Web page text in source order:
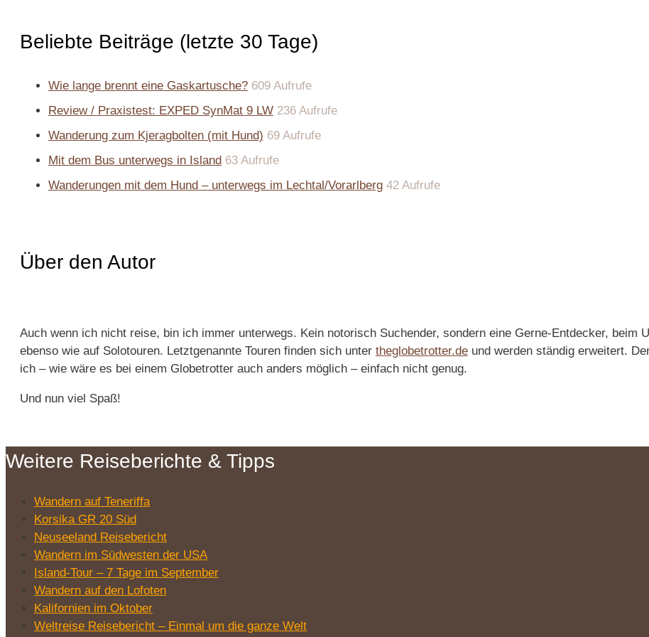
Beliebte Beiträge (letzte 30 Tage)
Wie lange brennt eine Gaskartusche? 609 Aufrufe
Review / Praxistest: EXPED SynMat 9 LW 236 Aufrufe
Wanderung zum Kjeragbolten (mit Hund) 69 Aufrufe
Mit dem Bus unterwegs in Island 63 Aufrufe
Wanderungen mit dem Hund – unterwegs im Lechtal/Vorarlberg 42 Aufrufe
Über den Autor
Auch wenn ich nicht reise, bin ich immer unterwegs. Kein notorisch Suchender, sondern eine Gerne-Entdecker, beim
ebenso wie auf Solotouren. Letztgenannte Touren finden sich unter theglobetrotter.de und werden ständig erweitert.
ich – wie wäre es bei einem Globetrotter auch anders möglich – einfach nicht genug.
Und nun viel Spaß!
Weitere Reiseberichte & Tipps
Wandern auf Teneriffa
Korsika GR 20 Süd
Neuseeland Reisebericht
Wandern im Südwesten der USA
Island-Tour – 7 Tage im September
Wandern auf den Lofoten
Kalifornien im Oktober
Weltreise Reisebericht – Einmal um die ganze Welt